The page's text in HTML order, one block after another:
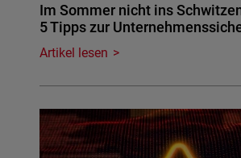
Im Sommer nicht ins
5 Tipps zur
Artikel lesen